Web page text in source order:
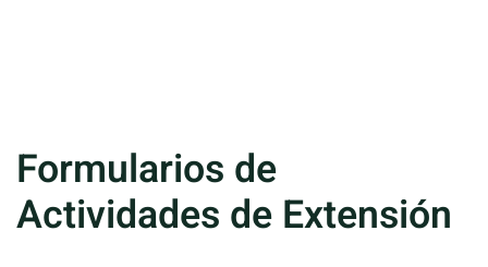
Formularios de
Actividades de Extensión